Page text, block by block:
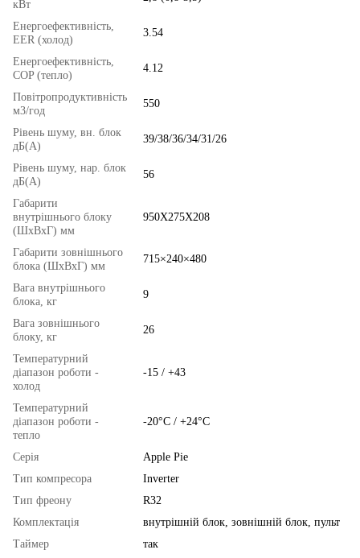
кВт
Енергоефективність,
EER (холод)
3.54
Енергоефективність,
COP (тепло)
4.12
Повітропродуктивність
м3/год
550
Рівень шуму, вн. блок
дБ(А)
39/38/36/34/31/26
Рівень шуму, нар. блок
дБ(А)
56
Габарити
внутрішнього блоку
(ШхВхГ) мм
950X275X208
Габарити зовнішнього
блока (ШхВхГ) мм
715×240×480
Вага внутрішнього
блока, кг
9
Вага зовнішнього
блоку, кг
26
Температурний
діапазон роботи -
холод
-15 / +43
Температурний
діапазон роботи -
тепло
-20°C / +24°C
Серія
Apple Pie
Тип компресора
Inverter
Тип фреону
R32
Комплектація
внутрішній блок, зовнішній блок, пульт
Таймер
так